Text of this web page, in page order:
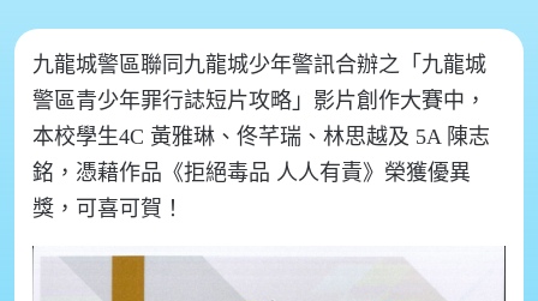
九龍城警區聯同九龍城少年警訊合辦之「九龍城
警區青少年罪行誌短片攻略」影片創作大賽中，
本校學生4C 黃雅琳、佟芊瑞、林思越及 5A 陳志
銘 ，憑藉作品《拒絕毒品 人人有責》榮獲優異
獎 ，可喜可賀！